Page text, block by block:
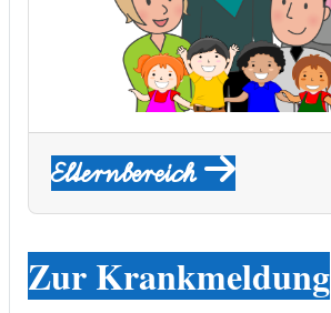
Elternbereich
Zur Krankmeldung